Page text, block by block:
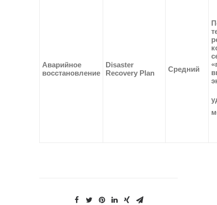
Аварийное
восстановление
Disaster
Recovery Plan
Средний